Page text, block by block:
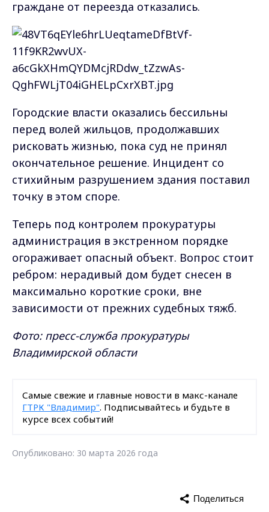
граждане от переезда отказались.
Городские власти оказались бессильны
перед волей жильцов, продолжавших
рисковать жизнью, пока суд не принял
окончательное решение. Инцидент со
стихийным разрушением здания поставил
точку в этом споре.
Теперь под контролем прокуратуры
администрация в экстренном порядке
огораживает опасный объект. Вопрос стоит
ребром: нерадивый дом будет снесен в
максимально короткие сроки, вне
зависимости от прежних судебных тяжб.
Фото: пресс-служба прокуратуры
Владимирской области
Самые свежие и главные новости в макс-канале
ГТРК "Владимир". Подписывайтесь и будьте в
курсе всех событий!
Опубликовано: 30 марта 2026 года
Поделиться